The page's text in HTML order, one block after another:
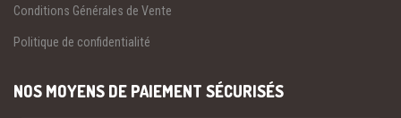
Conditions Générales de Vente
Politique de confidentialité
NOS MOYENS DE PAIEMENT SÉCURISÉS